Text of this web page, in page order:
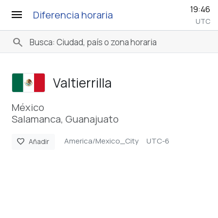
menu Diferencia horaria 19:46
UTC
search
Valtierrilla
México
Salamanca, Guanajuato
favorite Añadir America/Mexico_City UTC-6